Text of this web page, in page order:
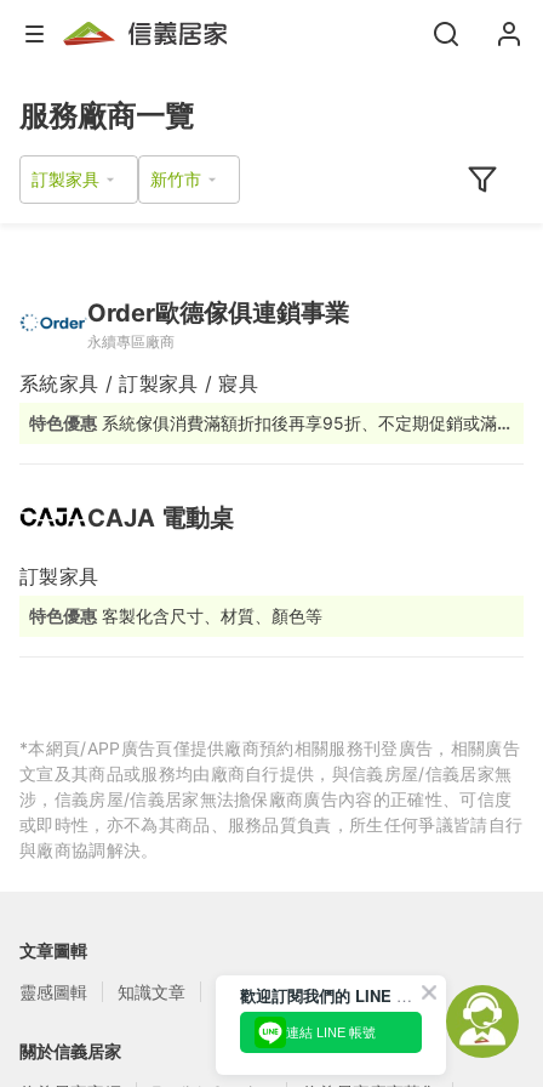
服務廠商一覽
訂製家具
Order歐德傢俱連鎖事業
永續專區廠商
系統家具 / 訂製家具 / 寢具
特色優惠 系統傢俱消費滿額折扣後再享95折、不定期促銷或滿額
CAJA 電動桌
訂製家具
特色優惠 客製化含尺寸、材質、顏色等
*本網頁/APP廣告頁僅提供廠商預約相關服務刊登廣告，相關廣告
文宣及其商品或服務均由廠商自行提供，與信義房屋/信義居家無
涉，信義房屋/信義居家無法擔保廠商廣告內容的正確性、可信度
或即時性，亦不為其商品、服務品質負責，所生任何爭議皆請自行
與廠商協調解決。
文章圖輯
靈感圖輯
知識文章 訂閱電子報
關於信義居家
歡迎訂閱我們的 LINE 官方帳號
連結 LINE 帳號